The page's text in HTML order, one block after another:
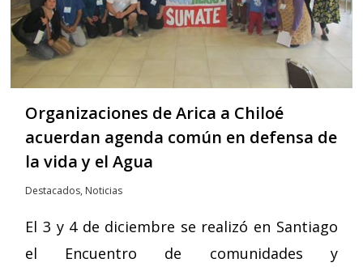
Organizaciones de Arica a Chiloé
acuerdan agenda común en defensa de
la vida y el Agua
Destacados, Noticias
El 3 y 4 de diciembre se realizó en Santiago
el Encuentro de comunidades y